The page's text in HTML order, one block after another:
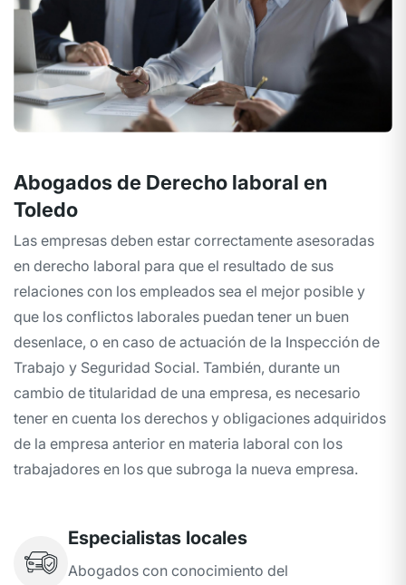
Abogados de Derecho laboral en
Toledo
Las empresas deben estar correctamente asesoradas
en derecho laboral para que el resultado de sus
relaciones con los empleados sea el mejor posible y
que los conflictos laborales puedan tener un buen
desenlace, o en caso de actuación de la Inspección de
Trabajo y Seguridad Social. También, durante un
cambio de titularidad de una empresa, es necesario
tener en cuenta los derechos y obligaciones adquiridos
de la empresa anterior en materia laboral con los
trabajadores en los que subroga la nueva empresa.
Especialistas locales
Abogados con conocimiento del